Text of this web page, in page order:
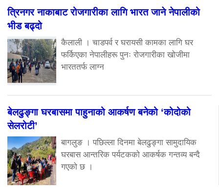
त्रिनगर नाकाबाट रोजगारीका लागि भारत जाने नेपालीको
भीड बढ्दो
कैलाली । चाडपर्व र घरायसी कामका लागि घर
फर्किएका नेपालीहरू पुनः रोजगारीका खोजीमा
भारततर्फ लाग्न
बेलढुङ्गा घरबासमा पाहुनाको आकर्षण बनेको ‘कोदोको
सेलरोटी’
बागलुङ । पछिल्ला दिनमा बेलढुङ्गा सामुदायिक
घरबास आन्तरिक पर्यटकको आकर्षक गन्तव्य बन्दै
गएको छ ।